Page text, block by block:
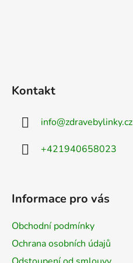
Kontakt
info@zdravebylinky.cz
+421940658023
Informace pro vás
Obchodní podmínky
Ochrana osobních údajů